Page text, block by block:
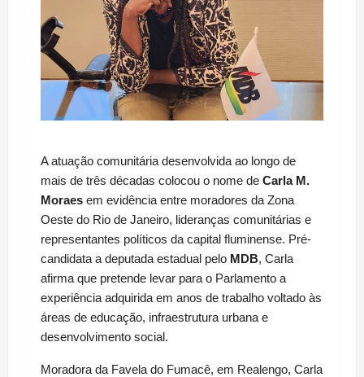
A atuação comunitária desenvolvida ao longo de
mais de três décadas colocou o nome de Carla M.
Moraes em evidência entre moradores da Zona
Oeste do Rio de Janeiro, lideranças comunitárias e
representantes políticos da capital fluminense. Pré-
candidata a deputada estadual pelo MDB, Carla
afirma que pretende levar para o Parlamento a
experiência adquirida em anos de trabalho voltado às
áreas de educação, infraestrutura urbana e
desenvolvimento social.
Moradora da Favela do Fumacê, em Realengo, Carla